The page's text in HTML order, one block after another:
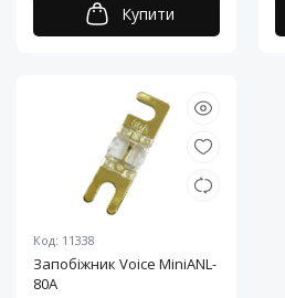
Купити
Код: 11338
Запобіжник Voice MiniANL-
80A